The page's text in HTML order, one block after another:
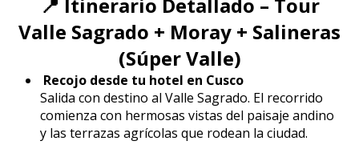
Valle Sagrado + Moray + Salineras
(Súper Valle)
Recojo desde tu hotel en Cusco
Salida con destino al Valle Sagrado. El recorrido
comienza con hermosas vistas del paisaje andino
y las terrazas agrícolas que rodean la ciudad.